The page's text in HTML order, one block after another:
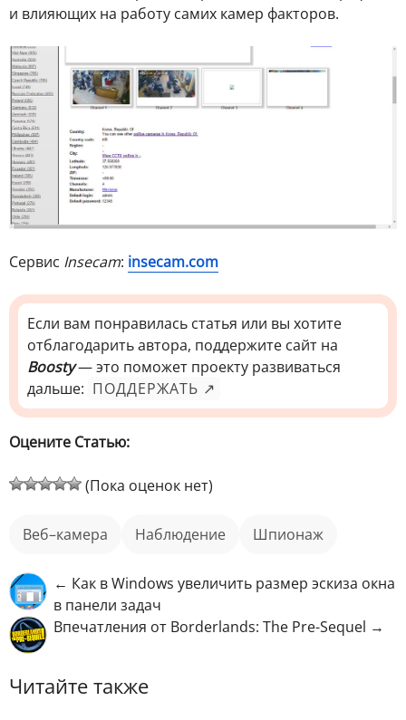
и влияющих на работу самих камер факторов.
Сервис Insecam: insecam.com
Если вам понравилась статья или вы хотите
отблагодарить автора, поддержите сайт на
Boosty— это поможет проекту развиваться
дальше: ПОДДЕРЖАТЬ ↗
Оцените Статью:
(Пока оценок нет)
веб–камера наблюдение шпионаж
← Как в Windows увеличить размер эскиза окна
в панели задач
Впечатления от Borderlands: The Pre-Sequel →
Читайте также